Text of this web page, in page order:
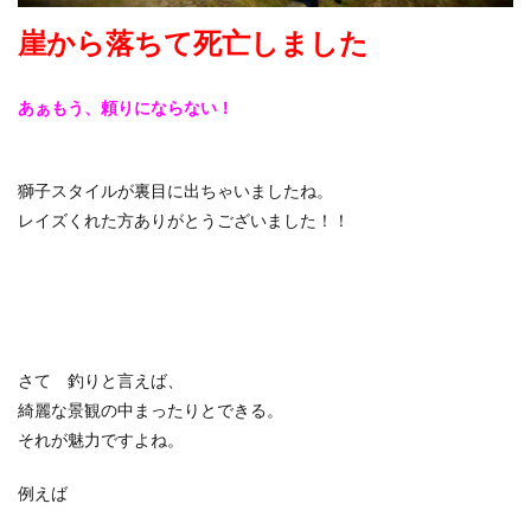
崖から落ちて死亡しました
あぁもう、頼りにならない！
獅子スタイルが裏目に出ちゃいましたね。
レイズくれた方ありがとうございました！！
さて 釣りと言えば、
綺麗な景観の中まったりとできる。
それが魅力ですよね。
例えば